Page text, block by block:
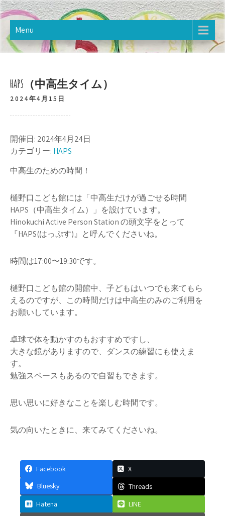
Skip
to
content樋野口こども館
2020年12月オープン。樋野口こども館のホームページです。
Menu
HAPS（中高生タイム）
2024年4月15日
開催日: 2024年4月24日
カテゴリー: HAPS
中高生のための時間！
樋野口こども館には「中高生だけが過ごせる時間
HAPS（中高生タイム）」を設けています。
Hinokuchi Active Person Station の頭文字をとって
『HAPS(はっぷす)』と呼んでくださいね。
時間は17:00〜19:30です。
樋野口こども館の開館中、子どもはいつでも来てもら
えるのですが、この時間だけは中高生のみのご利用を
お願いしています。
卓球で体を動かすのもおすすめですし、
大きな鏡がありますので、ダンスの練習にも使えま
す。
勉強スペースもあるので自習もできます。
思い思いに好きなことを楽しむ時間です。
気の向いたときに、来てみてくださいね。
Facebook
X
Bluesky
Threads
Hatena
LINE